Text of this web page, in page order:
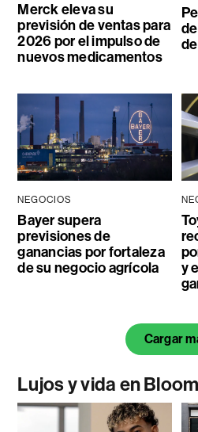
Merck eleva su
previsión de ventas para
2026 por el impulso de
nuevos medicamentos
NEGOCIOS
Bayer supera
previsiones de
ganancias por fortaleza
de su negocio agrícola
y
Cargar
Lujos y vida en